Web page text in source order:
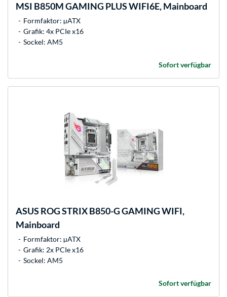
MSI B850M GAMING PLUS WIFI6E, Mainboard
Formfaktor: µATX
Grafik: 4x PCIe x16
Sockel: AM5
Sofort verfügbar
ASUS ROG STRIX B850-G GAMING WIFI,
Mainboard
Formfaktor: µATX
Grafik: 2x PCIe x16
Sockel: AM5
Sofort verfügbar